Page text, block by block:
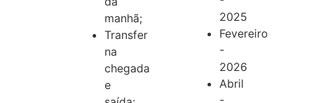
manhã;
Transfer
na
chegada
e
2025
Fevereiro
-
2026
Abril